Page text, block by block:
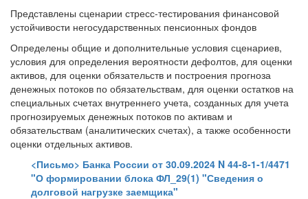
Представлены сценарии стресс-тестирования финансовой
устойчивости негосударственных пенсионных фондов
Определены общие и дополнительные условия сценариев,
условия для определения вероятности дефолтов, для оценки
активов, для оценки обязательств и построения прогноза
денежных потоков по обязательствам, для оценки остатков на
специальных счетах внутреннего учета, созданных для учета
прогнозируемых денежных потоков по активам и
обязательствам (аналитических счетах), а также особенности
оценки отдельных активов.
<Письмо> Банка России от 30.09.2024 N 44-8-1-1/4471
"О формировании блока ФЛ_29(1) "Сведения о
долговой нагрузке заемщика"